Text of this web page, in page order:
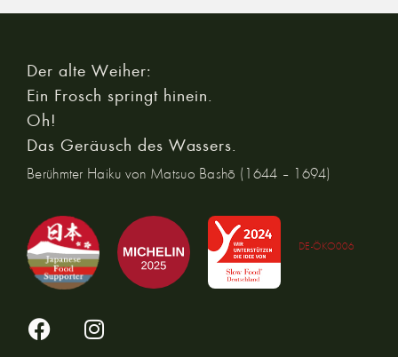
Der alte Weiher:
Ein Frosch springt hinein.
Oh!
Das Geräusch des Wassers.
Berühmter Haiku von Matsuo Bashō (1644 – 1694)
DE-ÖKO006